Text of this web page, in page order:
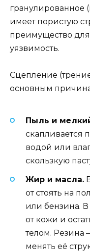
гранулированное
имеет пористую
преимущество
уязвимость.
Сцепление
основным
Пыль и
скапливается
водой или
скользкую
Жир и масла.
от стоять на
или бензина.
от кожи и
телом. Резина
менять её